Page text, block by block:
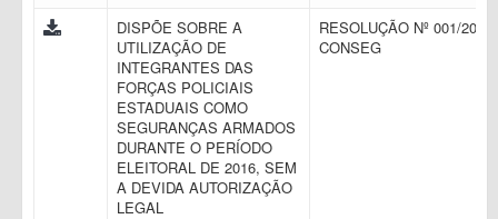
DISPÕE SOBRE A
UTILIZAÇÃO DE
INTEGRANTES DAS
FORÇAS POLICIAIS
ESTADUAIS COMO
SEGURANÇAS ARMADOS
DURANTE O PERÍODO
ELEITORAL DE 2016, SEM
A DEVIDA AUTORIZAÇÃO
LEGAL
RESOLUÇÃO Nº 001/2016
CONSEG